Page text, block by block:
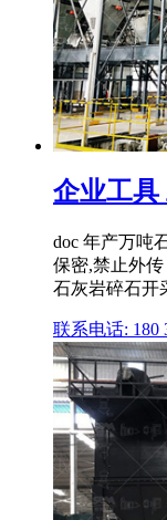
企业工具
doc 年产万吨
保密,禁止外
石灰岩碎石开
联系电话: 180